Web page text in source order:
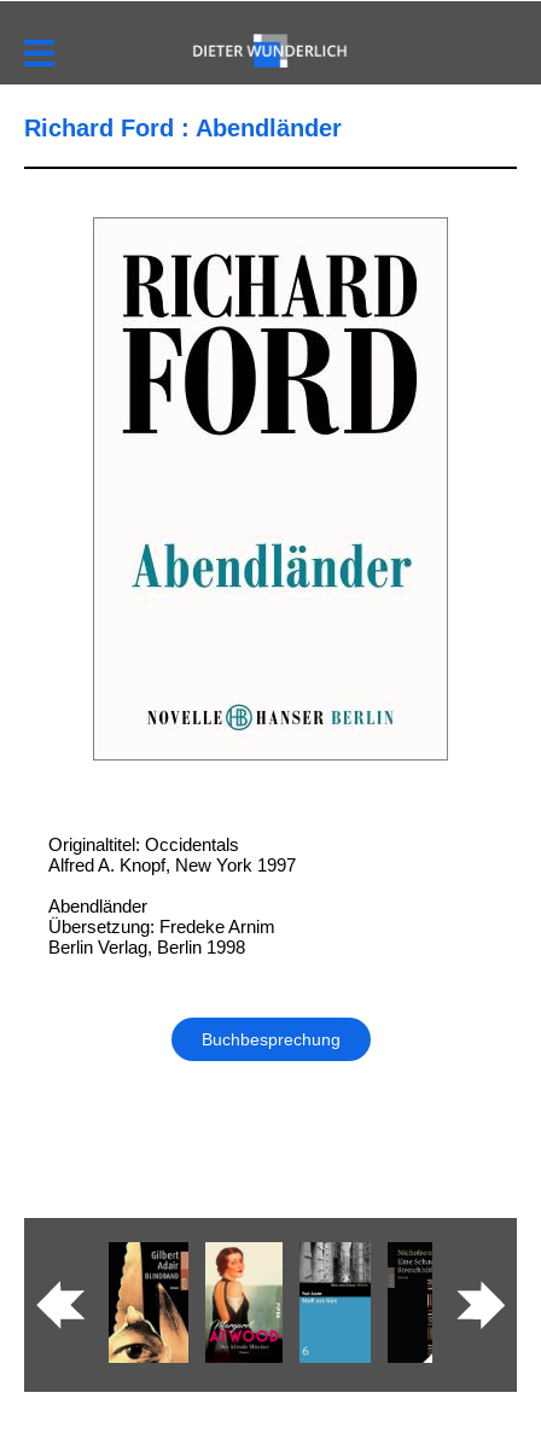
Richard Ford : Abendländer
Originaltitel: Occidentals
Alfred A. Knopf, New York 1997
Abendländer
Übersetzung: Fredeke Arnim
Berlin Verlag, Berlin 1998
Buchbesprechung